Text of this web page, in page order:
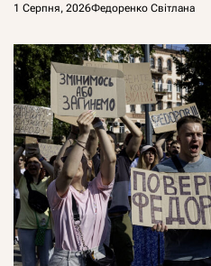
1 Серпня, 2026Федоренко Світлана